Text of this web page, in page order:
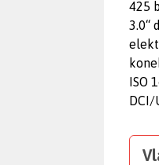
425
3.0“
ISO
DCI/